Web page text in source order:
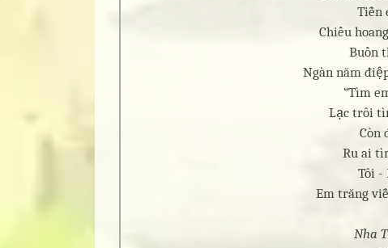
Tiễn
Chiều
Buồn
Ngàn năm
“Tìm
Lạc trôi
Còn
Ru ai
Tôi -
Em trăng
Nha